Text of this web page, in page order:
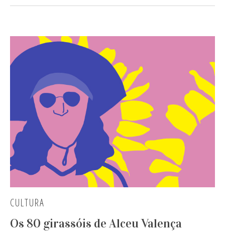
CULTURA
Os 80 girassóis de Alceu Valença